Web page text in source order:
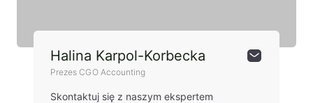
Halina Karpol-Korbecka
Prezes CGO Accounting
Skontaktuj się z naszym ekspertem